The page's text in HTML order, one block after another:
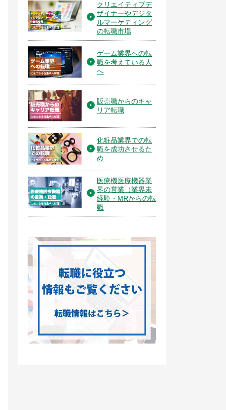
クリエイティブデ
ザイナーやデジタ
ルマーケティング
の転職市場
ゲーム業界への転
職を考えている人
へ
販売職からのキャ
リア転職
化粧品業界での転
職を成功させるた
め
医療機医療機器業
界の営業（業界未
経験・MRからの転
職